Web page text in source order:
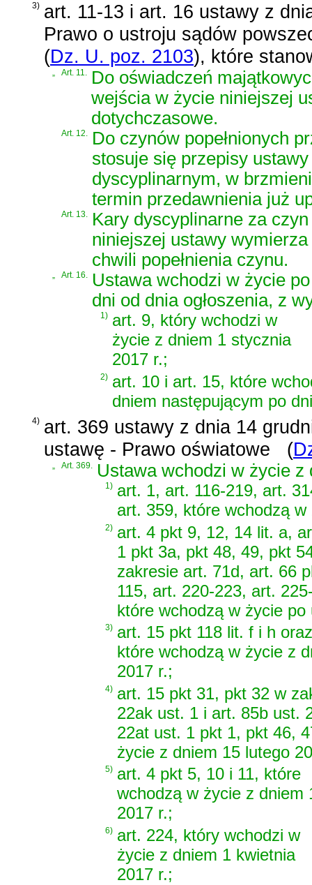
3) art. 11-13 i art. 16 ustawy z
Prawo o ustroju sądów
(Dz. U. poz. 2103), które
„ Art. 11. Do oświadczeń
wejścia w życie niniejszej
dotychczasowe.
Art. 12. Do czynów popełnionych
stosuje się przepisy
dyscyplinarnym, w
termin przedawnienia już
Art. 13. Kary dyscyplinarne za
niniejszej ustawy
chwili popełnienia czynu.
„ Art. 16. Ustawa wchodzi w życie po
dni od dnia ogłoszenia, z
1) art. 9, który wchodzi w
życie z dniem 1 stycznia
2017 r.;
2) art. 10 i art. 15, które
dniem następującym po
4) art. 369 ustawy z dnia 14
ustawę - Prawo oświatowe
(
„ Art. 369. Ustawa wchodzi w życie
1) art. 1, art. 116-219, art.
art. 359, które wchodzą w
2) art. 4 pkt 9, 12, 14 lit. a,
1 pkt 3a, pkt 48, 49, pkt
zakresie art. 71d, art. 66
115, art. 220-223, art.
które wchodzą w życie po
3) art. 15 pkt 118 lit. f i h
które wchodzą w życie z
2017 r.;
4) art. 15 pkt 31, pkt 32 w
22ak ust. 1 i art. 85b ust.
22at ust. 1 pkt 1, pkt 46,
życie z dniem 15 lutego
5) art. 4 pkt 5, 10 i 11, które
wchodzą w życie z dniem
2017 r.;
6) art. 224, który wchodzi w
życie z dniem 1 kwietnia
2017 r.;